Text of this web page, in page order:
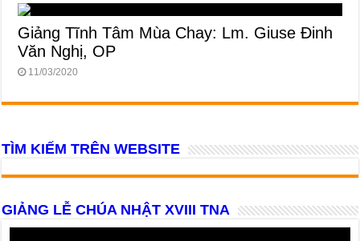
Giảng Tĩnh Tâm Mùa Chay: Lm. Giuse Đinh
Văn Nghị, OP
11/03/2020
TÌM KIẾM TRÊN WEBSITE
GIẢNG LỄ CHÚA NHẬT XVIII TNA